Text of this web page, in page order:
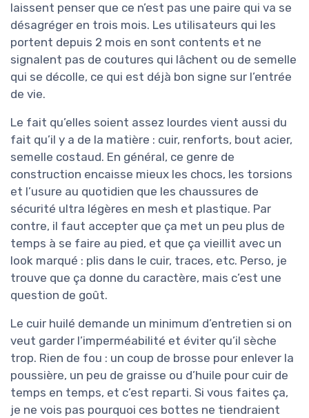
laissent penser que ce n’est pas une paire qui va se
désagréger en trois mois. Les utilisateurs qui les
portent depuis 2 mois en sont contents et ne
signalent pas de coutures qui lâchent ou de semelle
qui se décolle, ce qui est déjà bon signe sur l’entrée
de vie.
Le fait qu’elles soient assez lourdes vient aussi du
fait qu’il y a de la matière : cuir, renforts, bout acier,
semelle costaud. En général, ce genre de
construction encaisse mieux les chocs, les torsions
et l’usure au quotidien que les chaussures de
sécurité ultra légères en mesh et plastique. Par
contre, il faut accepter que ça met un peu plus de
temps à se faire au pied, et que ça vieillit avec un
look marqué : plis dans le cuir, traces, etc. Perso, je
trouve que ça donne du caractère, mais c’est une
question de goût.
Le cuir huilé demande un minimum d’entretien si on
veut garder l’imperméabilité et éviter qu’il sèche
trop. Rien de fou : un coup de brosse pour enlever la
poussière, un peu de graisse ou d’huile pour cuir de
temps en temps, et c’est reparti. Si vous faites ça,
je ne vois pas pourquoi ces bottes ne tiendraient